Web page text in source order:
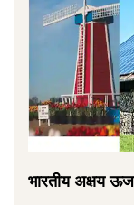
भारतीय अक्षय